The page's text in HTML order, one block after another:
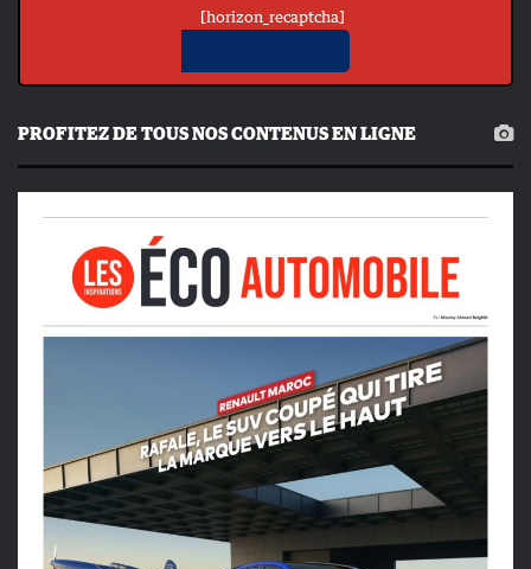
[horizon_recaptcha]
PROFITEZ DE TOUS NOS CONTENUS EN LIGNE